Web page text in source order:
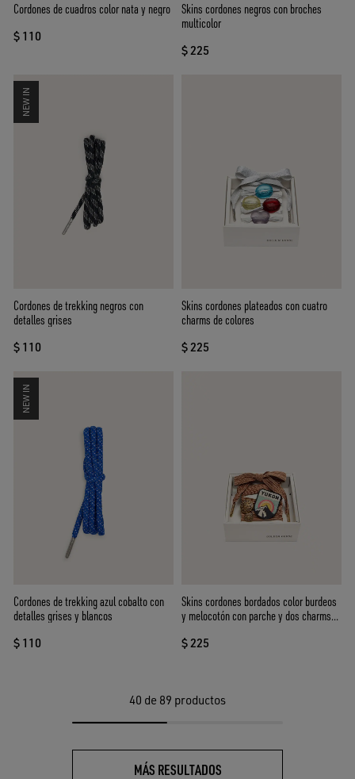
Cordones de cuadros color nata y negro
$ 110
Skins cordones negros con broches
multicolor
$ 225
NEW IN
Cordones de trekking negros con
detalles grises
$ 110
Skins cordones plateados con cuatro
charms de colores
$ 225
NEW IN
Cordones de trekking azul cobalto con
detalles grises y blancos
$ 110
Skins cordones bordados color burdeos
y melocotón con parche y dos charms
$ 225
40 de 89 productos
MÁS RESULTADOS